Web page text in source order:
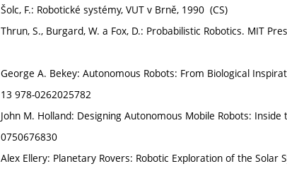
Šolc, F.: Robotické systémy, VUT v Brně, 1990 (CS)
Thrun, S., Burgard, W. a Fox, D.: Probabilistic Robotics. MIT
George A. Bekey: Autonomous Robots: From Biological
13 978-0262025782
John M. Holland: Designing Autonomous Mobile Robots: Inside